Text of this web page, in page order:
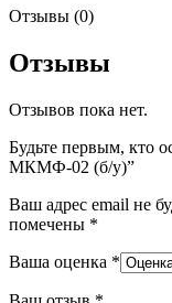
Отзывы (0)
Отзывы
Отзывов пока нет.
Будьте первым, кто
МКМФ-02 (б/у)”
Ваш адрес email не
помечены *
Ваша оценка *